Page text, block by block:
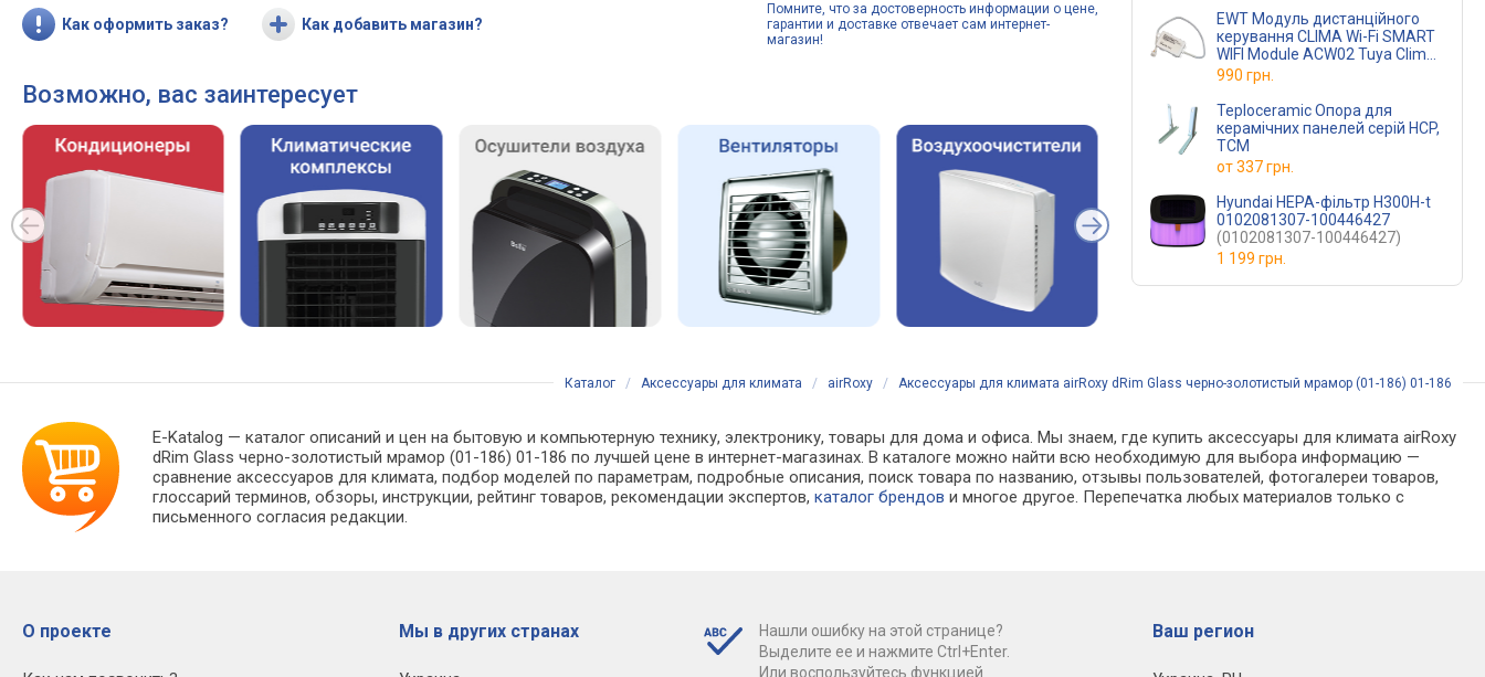
Как оформить заказ? Как добавить магазин?
Помните, что за достоверность информации о цене,
гарантии и доставке отвечает сам интернет-
магазин!
Возможно, вас заинтересует
EWT Модуль дистанційного
керування CLIMA Wi-Fi SMART
WIFI Module ACW02 Tuya Clima
WI-FI модуль
990 грн.
Teploceramic Опора для
керамічних панелей серій HCP,
TCM
от337 грн.
Hyundai HEPA-фільтр H300H-t
0102081307-100446427
(0102081307-100446427)
1 199 грн.
Каталог / Аксессуары для климата / airRoxy / Аксессуары для климата airRoxy dRim Glass черно-золотистый мрамор (01-186) 01-186
E-Katalog — каталог описаний и цен на бытовую и компьютерную технику, электронику, товары для дома и офиса. Мы знаем, где купить аксессуары для климата airRoxy
dRim Glass черно-золотистый мрамор (01-186) 01-186 по лучшей цене в интернет-магазинах. В каталоге можно найти всю необходимую для выбора информацию —
сравнение аксессуаров для климата, подбор моделей по параметрам, подробные описания, поиск товара по названию, отзывы пользователей, фотогалереи товаров,
глоссарий терминов, обзоры, инструкции, рейтинг товаров, рекомендации экспертов,каталог брендов и многое другое. Перепечатка любых материалов только с
письменного согласия редакции.
О проекте Мы в других странах
Нашли ошибку на этой странице?
Выделите ее и нажмите Ctrl+Enter.
Или воспользуйтесь функцией
Ваш регион